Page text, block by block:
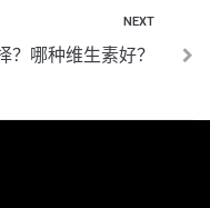
NEXT
？哪种维生素好？